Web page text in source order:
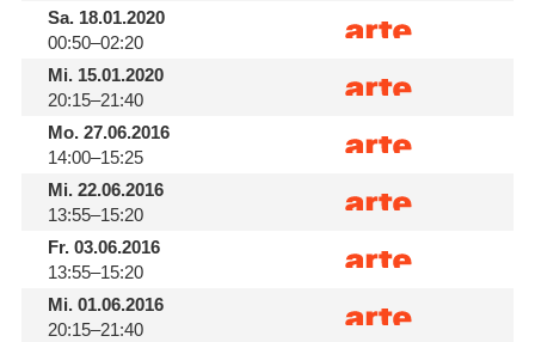
Sa.18.01.2020
00:50–02:20
Mi.15.01.2020
20:15–21:40
Mo.27.06.2016
14:00–15:25
Mi.22.06.2016
13:55–15:20
Fr.03.06.2016
13:55–15:20
Mi.01.06.2016
20:15–21:40